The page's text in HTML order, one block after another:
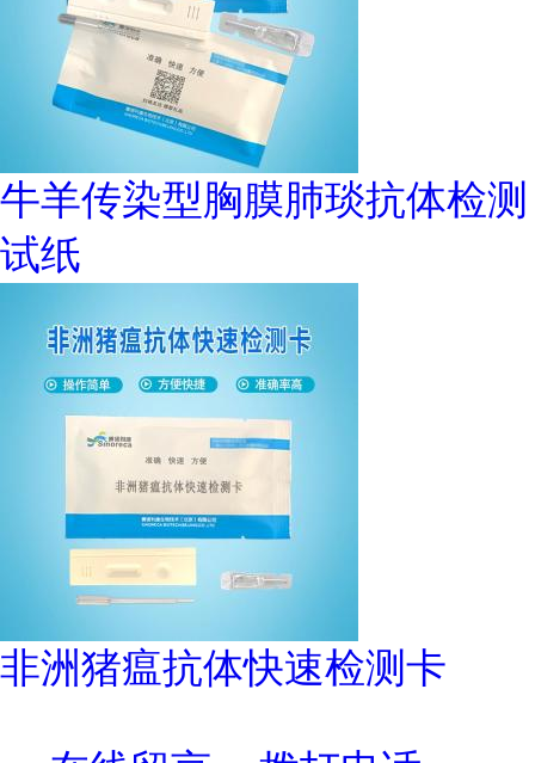
牛羊传染型胸膜肺琰抗体检测
试纸
非洲猪瘟抗体快速检测卡